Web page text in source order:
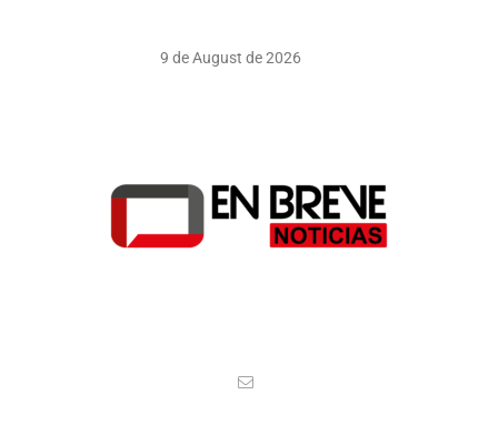
9 de August de 2026